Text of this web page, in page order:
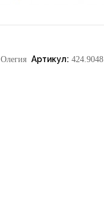
Олегия Артикул: 424.9048